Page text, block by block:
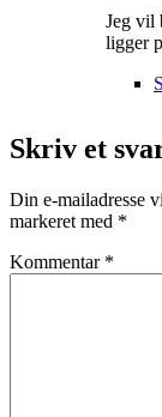
Jeg vil
ligger
Skriv et
Din e-mailadresse
markeret med *
Kommentar *